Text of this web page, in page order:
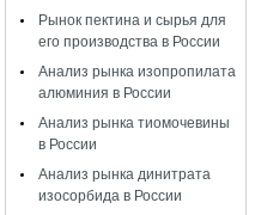
Рынок пектина и сырья для
его производства в России
Анализ рынка изопропилата
алюминия в России
Анализ рынка тиомочевины
в России
Анализ рынка динитрата
изосорбида в России